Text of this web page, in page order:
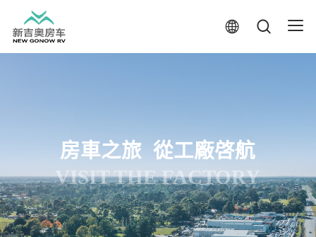
房車之旅 從工廠啓航
VISIT THE FACTORY